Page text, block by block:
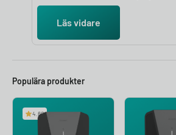
och juni. Det är klart fler än tvåan
registrerats 4 862 gånger under
2026, med färska siffror från Mobility
Läs vidare
Populära produkter
4.60